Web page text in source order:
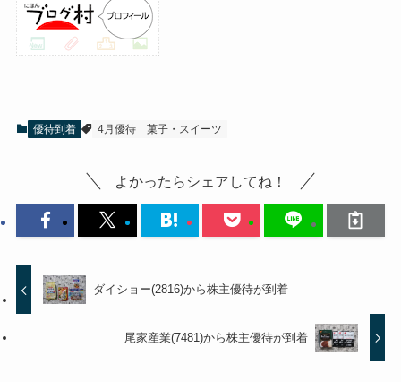
優待到着 4月優待 菓子・スイーツ
よかったらシェアしてね！
ダイショー(2816)から株主優待が到着
尾家産業(7481)から株主優待が到着